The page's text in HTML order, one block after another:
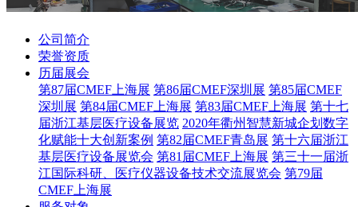
公司简介
荣誉资质
历届展会
第87届CMEF上海展 第86届CMEF深圳展 第85届CMEF
深圳展 第84届CMEF上海展 第83届CMEF上海展 第十七
届浙江基层医疗设备展览 2020年衢州智慧新城企划数字
化赋能十大创新案例 第82届CMEF青岛展 第十六届浙江
基层医疗设备展览会 第81届CMEF上海展 第三十一届浙
江国际科研、医疗仪器设备技术交流展览会 第79届
CMEF上海展